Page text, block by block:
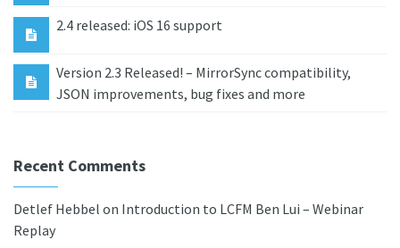
2.4 released: iOS 16 support
Version 2.3 Released! – MirrorSync compatibility,
JSON improvements, bug fixes and more
Recent Comments
Detlef Hebbel on Introduction to LCFM Ben Lui – Webinar
Replay